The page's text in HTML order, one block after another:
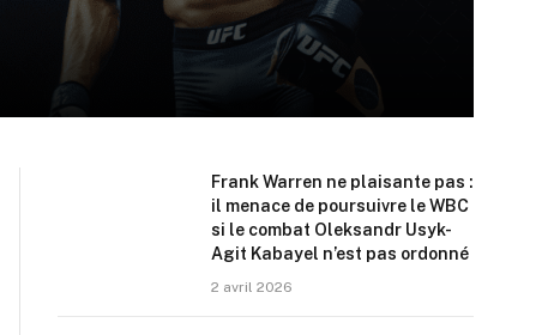
Frank Warren ne plaisante pas :
il menace de poursuivre le WBC
si le combat Oleksandr Usyk-
Agit Kabayel n’est pas ordonné
2 avril 2026